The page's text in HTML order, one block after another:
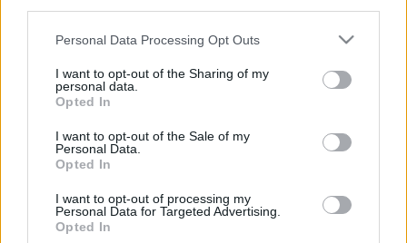
Please note that this website/app uses one or more Google
not limited to your visit or usage behaviour. You may click to
grant or deny consent to Google and its third-party tags to
use your data for below specified purposes in below Google
consent section.
Personal Data Processing Opt Outs
I want to opt-out of the Sharing of my
personal data.
Opted In
I want to opt-out of the Sale of my
Personal Data.
Opted In
I want to opt-out of processing my
Personal Data for Targeted Advertising.
Opted In
Szerző: Perger AndrásA múlt pénteki, a mi
várakozásoknak megfelelően érdekes dolgok
hangoztak el. Pl., hogy lehet atomerőmű mellett
országokkal szemben is csak komparatív
hátrányunk van: idehaza évente…
Nincs támogatás az atomenergiának
energiabox •2013. október 09.